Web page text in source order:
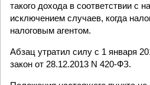
такого дохода в соответствии с
исключением случаев, когда
налоговым агентом.
Абзац утратил силу с 1 января
закон от 28.12.2013 N 420-ФЗ.